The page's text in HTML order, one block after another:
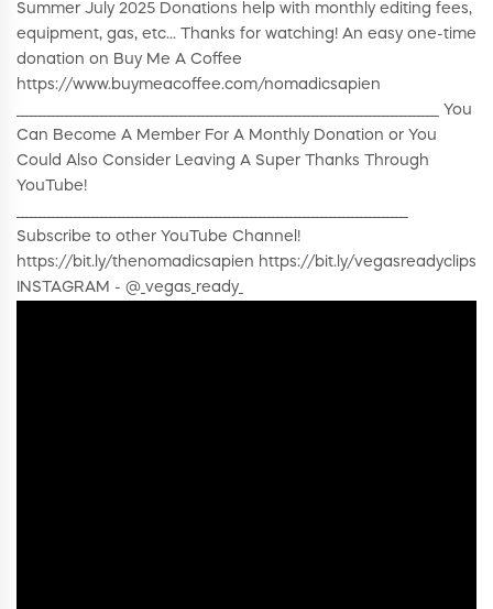
Summer July 2025 Donations help with monthly editing fees,
equipment, gas, etc... Thanks for watching! An easy one-time
donation on Buy Me A Coffee
https://www.buymeacoffee.com/nomadicsapien
________________________________________________________________________________________________ You
Can Become A Member For A Monthly Donation or You
Could Also Consider Leaving A Super Thanks Through
YouTube!
Subscribe to other YouTube Channel!
https://bit.ly/thenomadicsapien https://bit.ly/vegasreadyclips
INSTAGRAM - @_vegas_ready_